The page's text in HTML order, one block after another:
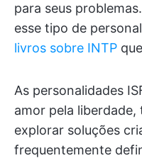
para seus
esse tipo de
livros sobre INTP
As personalidades
amor pela
explorar soluções
frequentemente